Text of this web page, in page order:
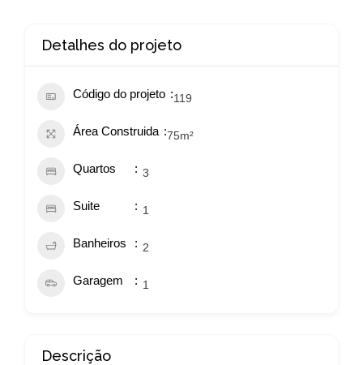
Detalhes do projeto
Código do projeto 119
Área Construida 75m²
Quartos 3
Suite 1
Banheiros 2
Garagem 1
Descrição